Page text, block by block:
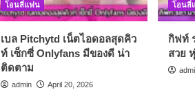
โอนลี่แฟน
เบล Pitchytd เน็ตไอดอลสุดคิว
ท์ เซ็กซี่ Onlyfans มีของดี น่า
ติดตาม
admin April 20, 2026
โอนลี่
กิฟท์
สวย